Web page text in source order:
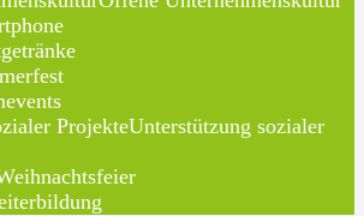
Unterstützung sozialer